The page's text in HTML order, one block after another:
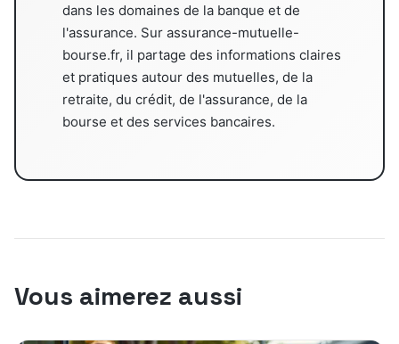
dans les domaines de la banque et de
l'assurance. Sur assurance-mutuelle-
bourse.fr, il partage des informations claires
et pratiques autour des mutuelles, de la
retraite, du crédit, de l'assurance, de la
bourse et des services bancaires.
Vous aimerez aussi